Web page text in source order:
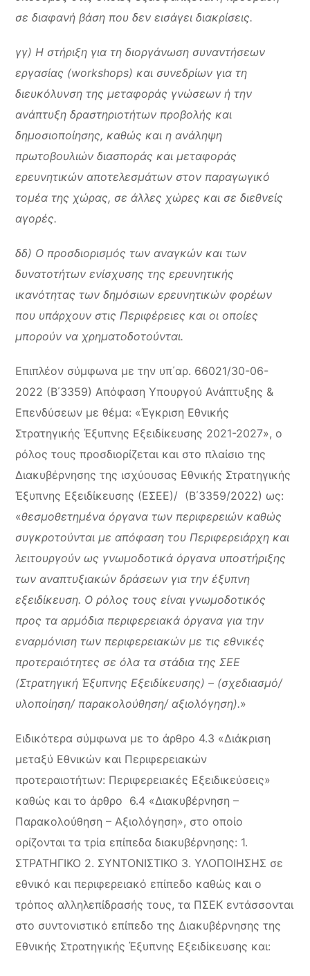
σε διαφανή βάση που δεν εισάγει διακρίσεις.
γγ) Η στήριξη για τη διοργάνωση συναντήσεων
εργασίας (workshops) και συνεδρίων για τη
διευκόλυνση της μεταφοράς γνώσεων ή την
ανάπτυξη δραστηριοτήτων προβολής και
δημοσιοποίησης, καθώς και η ανάληψη
πρωτοβουλιών διασποράς και μεταφοράς
ερευνητικών αποτελεσμάτων στον παραγωγικό
τομέα της χώρας, σε άλλες χώρες και σε διεθνείς
αγορές.
δδ) Ο προσδιορισμός των αναγκών και των
δυνατοτήτων ενίσχυσης της ερευνητικής
ικανότητας των δημόσιων ερευνητικών φορέων
που υπάρχουν στις Περιφέρειες και οι οποίες
μπορούν να χρηματοδοτούνται.
Επιπλέον σύμφωνα με την υπ΄αρ. 66021/30-06-
2022 (Β΄3359) Απόφαση Υπουργού Ανάπτυξης &
Επενδύσεων με θέμα: «Έγκριση Εθνικής
Στρατηγικής Έξυπνης Εξειδίκευσης 2021-2027», ο
ρόλος τους προσδιορίζεται και στο πλαίσιο της
Διακυβέρνησης της ισχύουσας Εθνικής Στρατηγικής
Έξυπνης Εξειδίκευσης (ΕΣΕΕ)/ (Β΄3359/2022) ως:
«θεσμοθετημένα όργανα των περιφερειών καθώς
συγκροτούνται με απόφαση του Περιφερειάρχη και
λειτουργούν ως γνωμοδοτικά όργανα υποστήριξης
των αναπτυξιακών δράσεων για την έξυπνη
εξειδίκευση. Ο ρόλος τους είναι γνωμοδοτικός
προς τα αρμόδια περιφερειακά όργανα για την
εναρμόνιση των περιφερειακών με τις εθνικές
προτεραιότητες σε όλα τα στάδια της ΣΕΕ
(Στρατηγική Έξυπνης Εξειδίκευσης) – (σχεδιασμό/
υλοποίηση/ παρακολούθηση/ αξιολόγηση).»
Ειδικότερα σύμφωνα με το άρθρο 4.3 «Διάκριση
μεταξύ Εθνικών και Περιφερειακών
προτεραιοτήτων: Περιφερειακές Εξειδικεύσεις»
καθώς και το άρθρο 6.4 «Διακυβέρνηση –
Παρακολούθηση – Αξιολόγηση», στο οποίο
ορίζονται τα τρία επίπεδα διακυβέρνησης: 1.
ΣΤΡΑΤΗΓΙΚΟ 2. ΣΥΝΤΟΝΙΣΤΙΚΟ 3. ΥΛΟΠΟΙΗΣΗΣ σε
εθνικό και περιφερειακό επίπεδο καθώς και ο
τρόπος αλληλεπίδρασής τους, τα ΠΣΕΚ εντάσσονται
στο συντονιστικό επίπεδο της Διακυβέρνησης της
Εθνικής Στρατηγικής Έξυπνης Εξειδίκευσης και: